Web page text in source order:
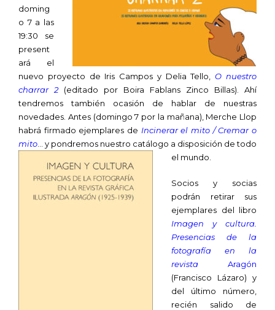
doming
o 7 a las
19:30 se
present
ará el
nuevo proyecto de Iris Campos y Delia Tello,O nuestro
charrar 2 (editado por Boira Fablans Zinco Billas). Ahí
tendremos también ocasión de hablar de nuestras
novedades. Antes (domingo 7 por la mañana), Merche Llop
habrá firmado ejemplares de Incinerar el mito / Cremar o
mito … y pondremos nuestro catálogo a disposición de todo
el mundo.
Socios y socias
podrán retirar sus
ejemplares del libro
Imagen y cultura.
Presencias de la
fotografía en la
revista Aragón
(Francisco Lázaro) y
del último número,
recién salido de